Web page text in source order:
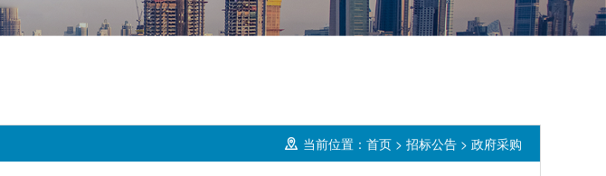
当前位置： 首页 > 招标公告 > 政府采购